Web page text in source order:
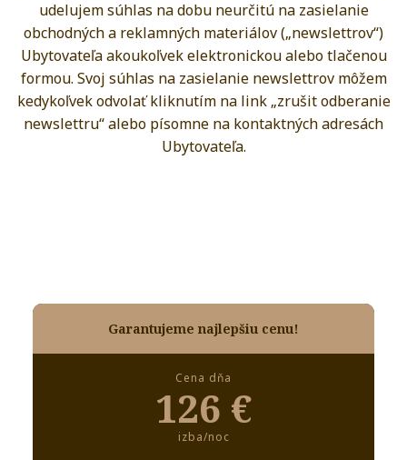
udelujem súhlas na dobu neurčitú na zasielanie
obchodných a reklamných materiálov („newslettrov“)
Ubytovateľa akoukoľvek elektronickou alebo tlačenou
formou. Svoj súhlas na zasielanie newslettrov môžem
kedykoľvek odvolať kliknutím na link „zrušit odberanie
newslettru“ alebo písomne na kontaktných adresách
Ubytovateľa.
Garantujeme najlepšiu cenu!
Cena dňa
126 €
izba/noc